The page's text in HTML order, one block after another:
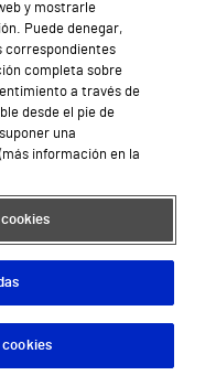
y mostrarle
Puede denegar,
correspondientes
completa sobre
a través de
desde el pie de
una
información en la